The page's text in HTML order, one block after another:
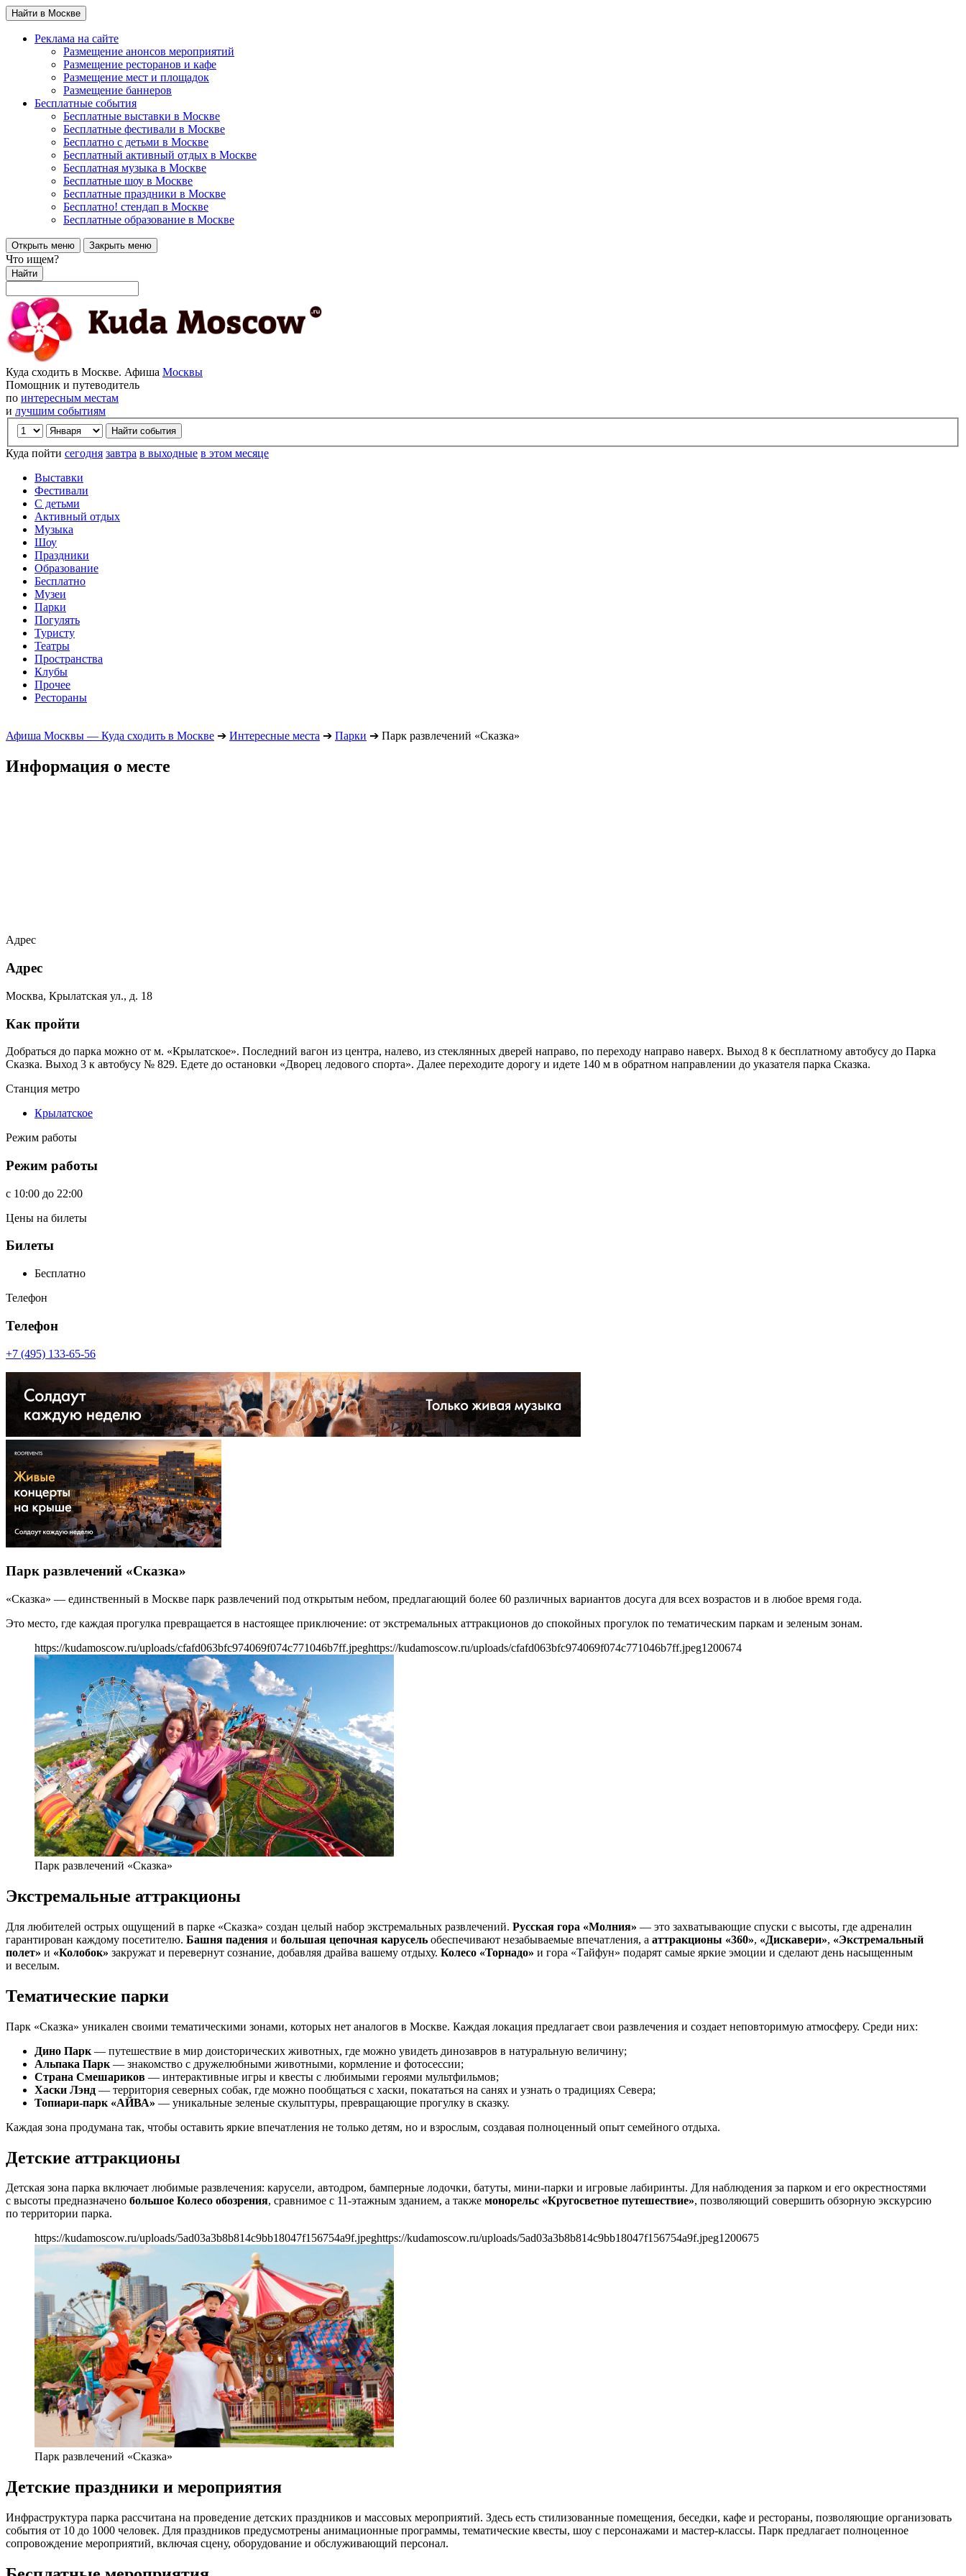
Найти в Москве
Реклама на сайте
Размещение анонсов мероприятий
Размещение ресторанов и кафе
Размещение мест и площадок
Размещение баннеров
Бесплатные события
Бесплатные выставки в Москве
Бесплатные фестивали в Москве
Бесплатно с детьми в Москве
Бесплатный активный отдых в Москве
Бесплатная музыка в Москве
Бесплатные шоу в Москве
Бесплатные праздники в Москве
Бесплатно! стендап в Москве
Бесплатные образование в Москве
Открыть меню Закрыть меню
Что ищем?
Найти
Куда сходить в Москве. Афиша Москвы
Помощник и путеводитель
по интересным местам
и лучшим событиям
Куда пойти сегодня завтра в выходные в этом месяце
Выставки
Фестивали
С детьми
Активный отдых
Музыка
Шоу
Праздники
Образование
Бесплатно
Музеи
Парки
Погулять
Туристу
Театры
Пространства
Клубы
Прочее
Рестораны
Афиша Москвы — Куда сходить в Москве ➔ Интересные места ➔ Парки ➔ Парк развлечений «Сказка»
Информация о месте
Адрес
Адрес
Москва, Крылатская ул., д. 18
Как пройти
Добраться до парка можно от м. «Крылатское». Последний вагон из центра, налево, из стеклянных дверей направо, по переходу направо наверх. Выход 8 к бесплатному автобусу до Парка
Сказка. Выход 3 к автобусу № 829. Едете до остановки «Дворец ледового спорта». Далее переходите дорогу и идете 140 м в обратном направлении до указателя парка Сказка.
Станция метро
Крылатское
Режим работы
Режим работы
c 10:00 до 22:00
Цены на билеты
Билеты
Бесплатно
Телефон
Телефон
+7 (495) 133-65-56
Парк развлечений «Сказка»
«Сказка» — единственный в Москве парк развлечений под открытым небом, предлагающий более 60 различных вариантов досуга для всех возрастов и в любое время года.
Это место, где каждая прогулка превращается в настоящее приключение: от экстремальных аттракционов до спокойных прогулок по тематическим паркам и зеленым зонам.
https://kudamoscow.ru/uploads/cfafd063bfc974069f074c771046b7ff.jpeghttps://kudamoscow.ru/uploads/cfafd063bfc974069f074c771046b7ff.jpeg1200674
Парк развлечений «Сказка»
Экстремальные аттракционы
Для любителей острых ощущений в парке «Сказка» создан целый набор экстремальных развлечений. Русская гора «Молния» — это захватывающие спуски с высоты, где адреналин
гарантирован каждому посетителю. Башня падения и большая цепочная карусель обеспечивают незабываемые впечатления, а аттракционы «360», «Дискавери», «Экстремальный
полет» и «Колобок» закружат и перевернут сознание, добавляя драйва вашему отдыху. Колесо «Торнадо» и гора «Тайфун» подарят самые яркие эмоции и сделают день насыщенным
и веселым.
Тематические парки
Парк «Сказка» уникален своими тематическими зонами, которых нет аналогов в Москве. Каждая локация предлагает свои развлечения и создает неповторимую атмосферу. Среди них:
Дино Парк — путешествие в мир доисторических животных, где можно увидеть динозавров в натуральную величину;
Альпака Парк — знакомство с дружелюбными животными, кормление и фотосессии;
Страна Смешариков — интерактивные игры и квесты с любимыми героями мультфильмов;
Хаски Лэнд — территория северных собак, где можно пообщаться с хаски, покататься на санях и узнать о традициях Севера;
Топиари-парк «АЙВА» — уникальные зеленые скульптуры, превращающие прогулку в сказку.
Каждая зона продумана так, чтобы оставить яркие впечатления не только детям, но и взрослым, создавая полноценный опыт семейного отдыха.
Детские аттракционы
Детская зона парка включает любимые развлечения: карусели, автодром, бамперные лодочки, батуты, мини-парки и игровые лабиринты. Для наблюдения за парком и его окрестностями
с высоты предназначено большое Колесо обозрения, сравнимое с 11-этажным зданием, а также монорельс «Кругосветное путешествие», позволяющий совершить обзорную экскурсию
по территории парка.
https://kudamoscow.ru/uploads/5ad03a3b8b814c9bb18047f156754a9f.jpeghttps://kudamoscow.ru/uploads/5ad03a3b8b814c9bb18047f156754a9f.jpeg1200675
Парк развлечений «Сказка»
Детские праздники и мероприятия
Инфраструктура парка рассчитана на проведение детских праздников и массовых мероприятий. Здесь есть стилизованные помещения, беседки, кафе и рестораны, позволяющие организовать
события от 10 до 1000 человек. Для праздников предусмотрены анимационные программы, тематические квесты, шоу с персонажами и мастер-классы. Парк предлагает полноценное
сопровождение мероприятий, включая сцену, оборудование и обслуживающий персонал.